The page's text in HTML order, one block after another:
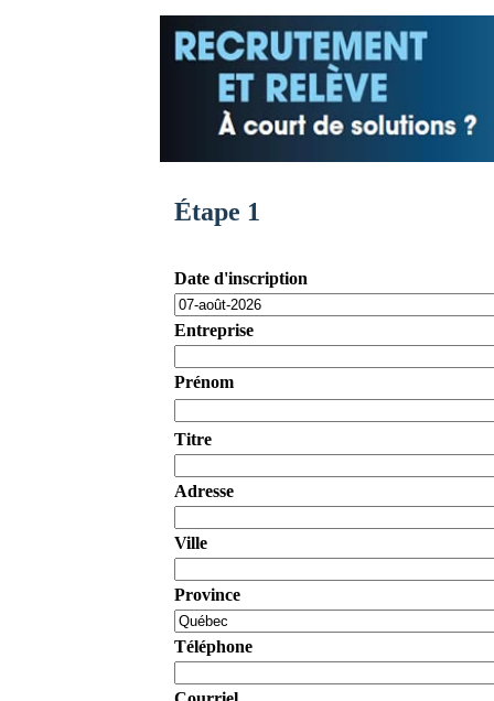
Étape 1
Date d'inscription
Entreprise
Prénom
Titre
Adresse
Ville
Province
Téléphone